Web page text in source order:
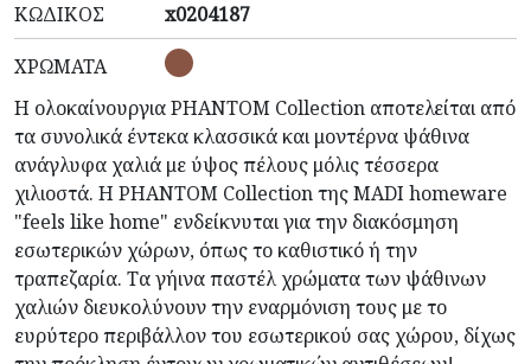
ΚΩΔΙΚΌΣ
x0204187
ΧΡΏΜΑΤΑ
Η ολοκαίνουργια PHANTOM Collection αποτελείται από
τα συνολικά έντεκα κλασσικά και μοντέρνα ψάθινα
ανάγλυφα χαλιά με ύψος πέλους μόλις τέσσερα
χιλιοστά. Η PHANTOM Collection της MADI homeware
"feels like home" ενδείκνυται για την διακόσμηση
εσωτερικών χώρων, όπως το καθιστικό ή την
τραπεζαρία. Τα γήινα παστέλ χρώματα των ψάθινων
χαλιών διευκολύνουν την εναρμόνιση τους με το
ευρύτερο περιβάλλον του εσωτερικού σας χώρου, δίχως